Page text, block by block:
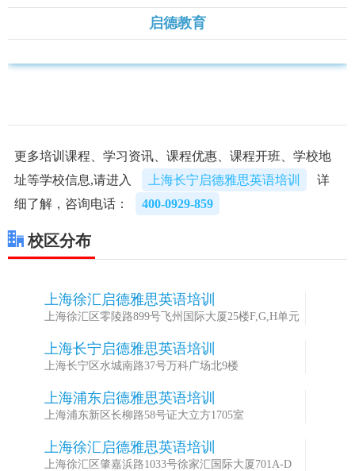
启德教育
更多培训课程、学习资讯、课程优惠、课程开班、学校地
址等学校信息,请进入
上海长宁启德雅思英语培训
详
细了解，咨询电话：
400-0929-859
校区分布
上海徐汇启德雅思英语培训
上海徐汇区零陵路899号飞州国际大厦25楼F,G,H单元
上海长宁启德雅思英语培训
上海长宁区水城南路37号万科广场北9楼
上海浦东启德雅思英语培训
上海浦东新区长柳路58号证大立方1705室
上海徐汇启德雅思英语培训
上海徐汇区肇嘉浜路1033号徐家汇国际大厦701A-D